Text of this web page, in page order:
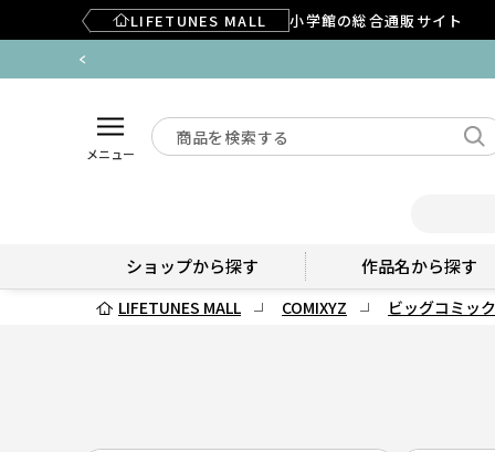
LIFETUNES MALL 小学館の総合通販サイト
メニュー
ショップから探す 作品名から探す
LIFETUNES MALL COMIXYZ ビッグコミック